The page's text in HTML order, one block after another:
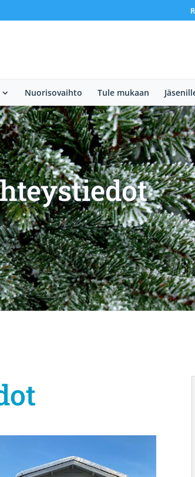
Nuorisovaihto Tule mukaan